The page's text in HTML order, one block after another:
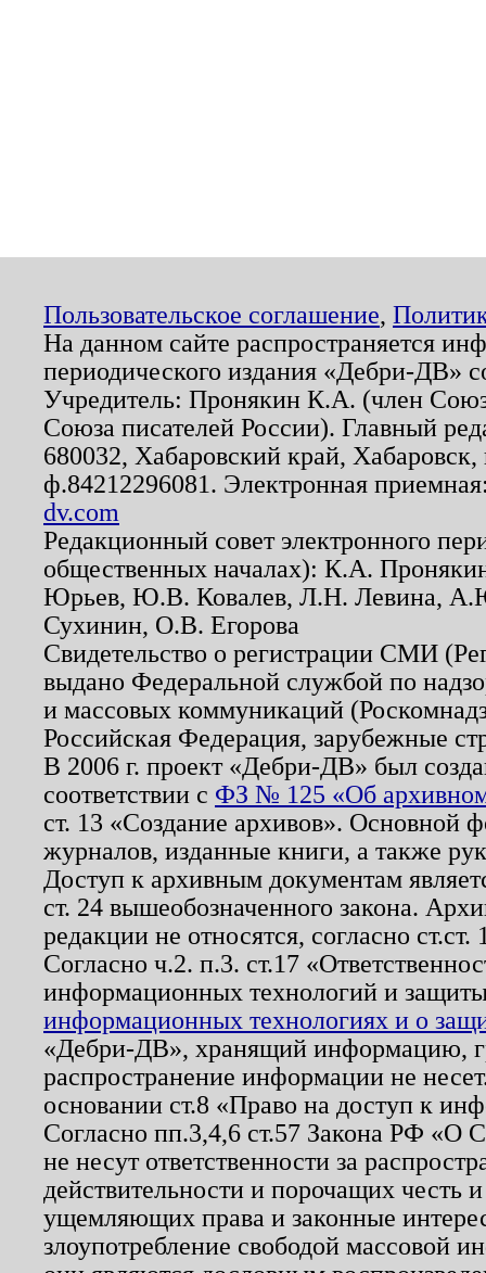
Пользовательское соглашение,
На данном сайте распространяется
периодического издания «Дебри-ДВ»
Учредитель: Пронякин К.А. (член
Союза писателей России). Главный
680032, Хабаровский край,
ф.84212296081. Электронная
dv.com
Редакционный совет электронного
общественных началах): К.А.
Юрьев, Ю.В. Ковалев, Л.Н. Левина,
Сухинин, О.В. Егорова
Свидетельство о регистрации СМИ
выдано Федеральной службой по
и массовых коммуникаций
Российская Федерация, зарубежные
В 2006 г. проект «Дебри-ДВ» был
соответствии с ФЗ № 125 «Об
ст. 13 «Создание архивов». Основной
журналов, изданные книги, а также
Доступ к архивным документам
ст. 24 вышеобозначенного закона.
редакции не относятся, согласно
Согласно ч.2. п.3. ст.17
информационных технологий и
информационных технологиях и о
«Дебри-ДВ», хранящий информацию,
распространение информации не
основании ст.8 «Право на доступ к
Согласно пп.3,4,6 ст.57 Закона РФ «О
не несут ответственности за
действительности и порочащих честь
ущемляющих права и законные
злоупотребление свободой массовой